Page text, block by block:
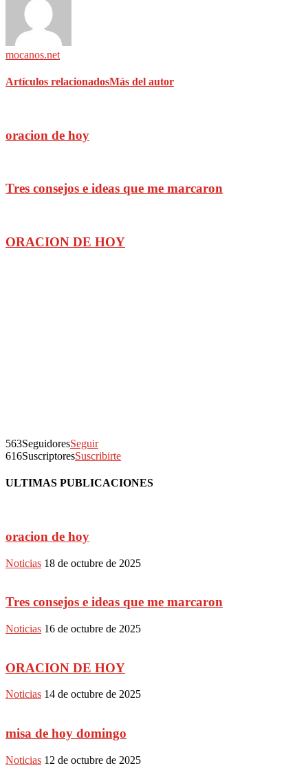
mocanos.net
Artículos relacionadosMás del autor
oracion de hoy
Tres consejos e ideas que me marcaron
ORACION DE HOY
563SeguidoresSeguir
616SuscriptoresSuscribirte
ULTIMAS PUBLICACIONES
oracion de hoy
Noticias 18 de octubre de 2025
Tres consejos e ideas que me marcaron
Noticias 16 de octubre de 2025
ORACION DE HOY
Noticias 14 de octubre de 2025
misa de hoy domingo
Noticias 12 de octubre de 2025